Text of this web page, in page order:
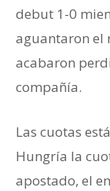
debut 1-0
aguantaron el
acabaron
compañía.
Las cuotas
Hungría la
apostado, el